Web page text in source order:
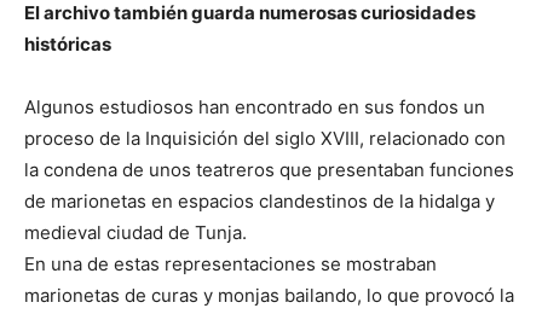
El archivo también guarda numerosas curiosidades
históricas
Algunos estudiosos han encontrado en sus fondos un
proceso de la Inquisición del siglo XVIII, relacionado con
la condena de unos teatreros que presentaban funciones
de marionetas en espacios clandestinos de la hidalga y
medieval ciudad de Tunja.
En una de estas representaciones se mostraban
marionetas de curas y monjas bailando, lo que provocó la